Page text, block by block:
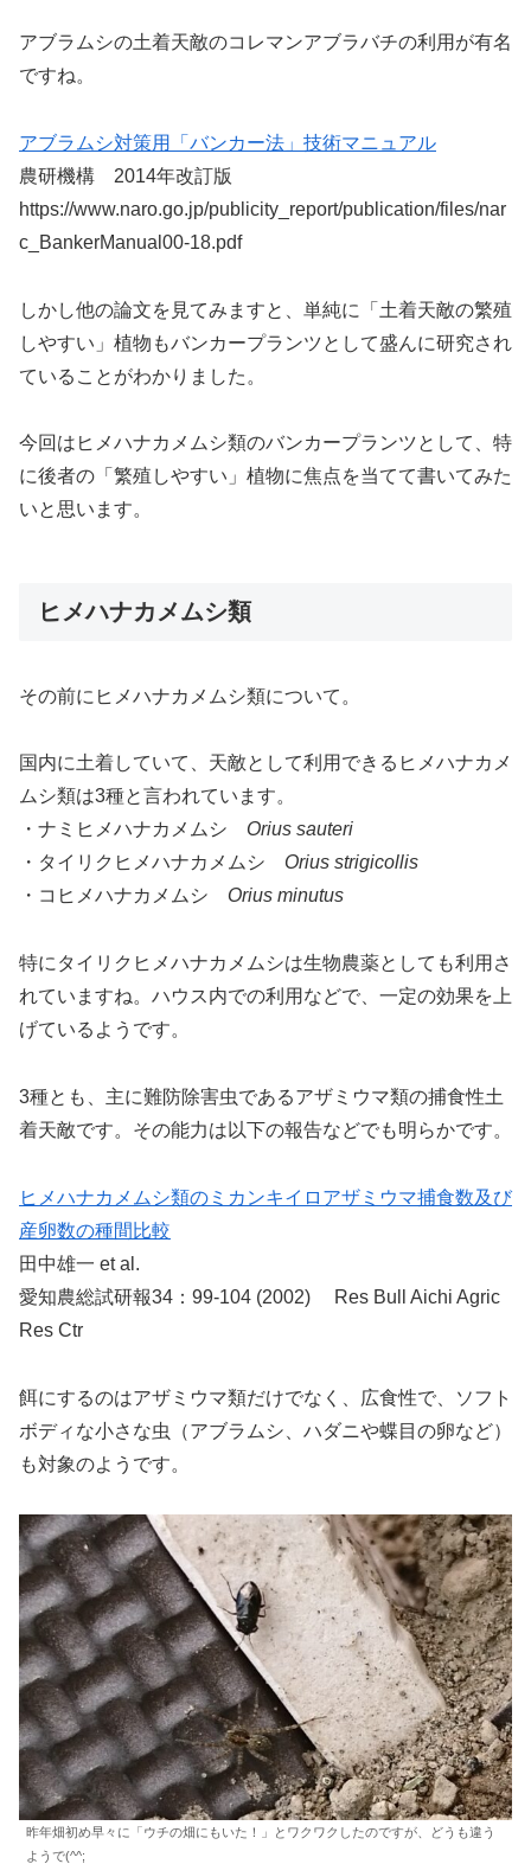
アブラムシの土着天敵のコレマンアブラバチの利用が有名
ですね。
アブラムシ対策用「バンカー法」技術マニュアル
農研機構 2014年改訂版
https://www.naro.go.jp/publicity_report/publication/files/nar
c_BankerManual00-18.pdf
しかし他の論文を見てみますと、単純に「土着天敵の繁殖
しやすい」植物もバンカープランツとして盛んに研究され
ていることがわかりました。
今回はヒメハナカメムシ類のバンカープランツとして、特
に後者の「繁殖しやすい」植物に焦点を当てて書いてみた
いと思います。
ヒメハナカメムシ類
その前にヒメハナカメムシ類について。
国内に土着していて、天敵として利用できるヒメハナカメ
ムシ類は3種と言われています。
・ナミヒメハナカメムシ Orius sauteri
・タイリクヒメハナカメムシ Orius strigicollis
・コヒメハナカメムシ Orius minutus
特にタイリクヒメハナカメムシは生物農薬としても利用さ
れていますね。ハウス内での利用などで、一定の効果を上
げているようです。
3種とも、主に難防除害虫であるアザミウマ類の捕食性土
着天敵です。その能力は以下の報告などでも明らかです。
ヒメハナカメムシ類のミカンキイロアザミウマ捕食数及び
産卵数の種間比較
田中雄一 et al.
愛知農総試研報34：99-104 (2002) Res Bull Aichi Agric
Res Ctr
餌にするのはアザミウマ類だけでなく、広食性で、ソフト
ボディな小さな虫（アブラムシ、ハダニや蝶目の卵など）
も対象のようです。
昨年畑初め早々に「ウチの畑にもいた！」とワクワクしたのですが、どうも違う
ようで(^^;